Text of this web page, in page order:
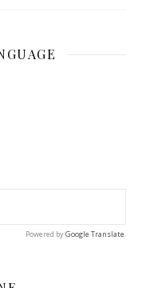
Powered byGoogle Translate.